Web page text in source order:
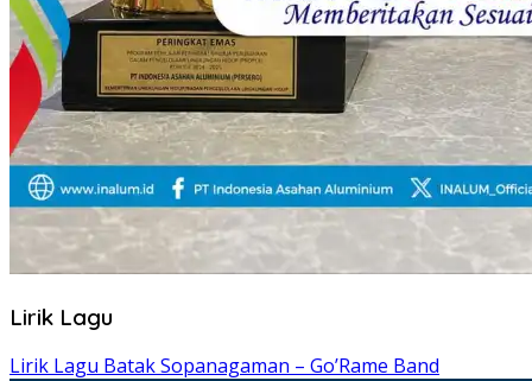
Lirik Lagu
Lirik Lagu Batak Sopanagaman – Go’Rame Band